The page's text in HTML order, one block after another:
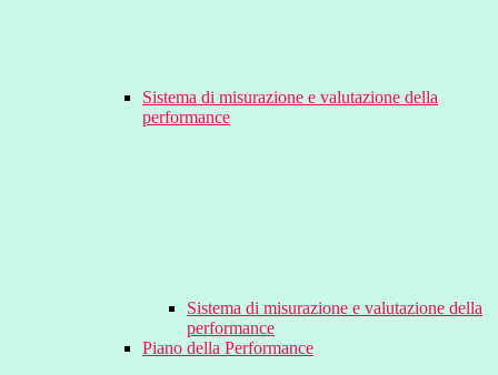
Sistema di misurazione e valutazione della
performance
Sistema di misurazione e valutazione della
performance
Piano della Performance